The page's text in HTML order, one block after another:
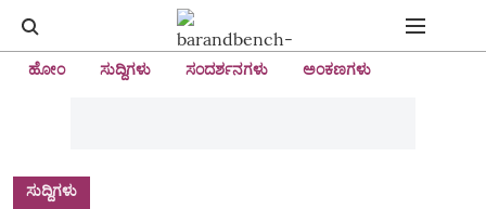
ಹೋಂ ಸುದ್ದಿಗಳು ಸಂದರ್ಶನಗಳು ಅಂಕಣಗಳು
ಸುದ್ದಿಗಳು